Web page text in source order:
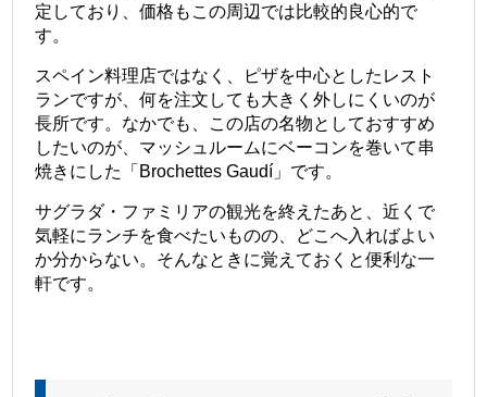
定しており、価格もこの周辺では比較的良心的で
す。
スペイン料理店ではなく、ピザを中心としたレスト
ランですが、何を注文しても大きく外しにくいのが
長所です。なかでも、この店の名物としておすすめ
したいのが、マッシュルームにベーコンを巻いて串
焼きにした「Brochettes Gaudí」です。
サグラダ・ファミリアの観光を終えたあと、近くで
気軽にランチを食べたいものの、どこへ入ればよい
か分からない。そんなときに覚えておくと便利な一
軒です。